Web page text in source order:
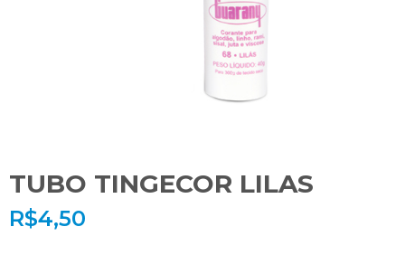
TUBO TINGECOR LILAS
R$4,50